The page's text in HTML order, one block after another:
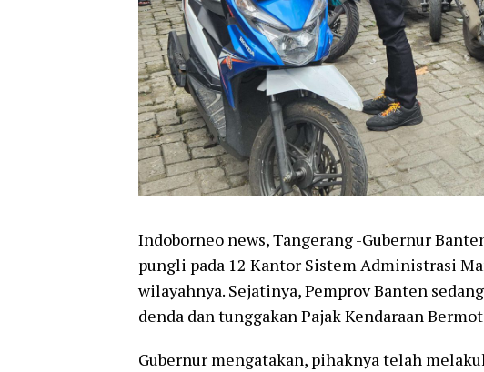
Indoborneo news, Tangerang -Gubernur
pungli pada 12 Kantor Sistem Administrasi
wilayahnya. Sejatinya, Pemprov Banten
denda dan tunggakan Pajak Kendaraan
Gubernur mengatakan, pihaknya telah